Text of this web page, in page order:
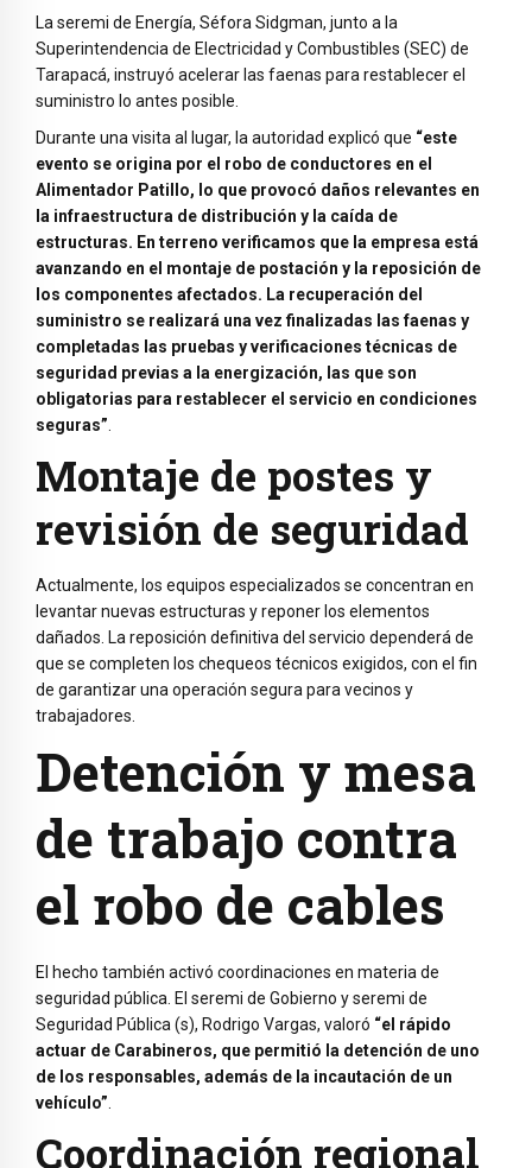
La seremi de Energía, Séfora Sidgman, junto a la
Superintendencia de Electricidad y Combustibles (SEC) de
Tarapacá, instruyó acelerar las faenas para restablecer el
suministro lo antes posible.
Durante una visita al lugar, la autoridad explicó que “este
evento se origina por el robo de conductores en el
Alimentador Patillo, lo que provocó daños relevantes en
la infraestructura de distribución y la caída de
estructuras. En terreno verificamos que la empresa está
avanzando en el montaje de postación y la reposición de
los componentes afectados. La recuperación del
suministro se realizará una vez finalizadas las faenas y
completadas las pruebas y verificaciones técnicas de
seguridad previas a la energización, las que son
obligatorias para restablecer el servicio en condiciones
seguras”
Montaje de postes y
revisión de seguridad
Actualmente, los equipos especializados se concentran en
levantar nuevas estructuras y reponer los elementos
dañados. La reposición definitiva del servicio dependerá de
que se completen los chequeos técnicos exigidos, con el fin
de garantizar una operación segura para vecinos y
trabajadores.
Detención y mesa
de trabajo contra
el robo de cables
El hecho también activó coordinaciones en materia de
seguridad pública. El seremi de Gobierno y seremi de
Seguridad Pública (s), Rodrigo Vargas, valoró “el rápido
actuar de Carabineros, que permitió la detención de uno
de los responsables, además de la incautación de un
vehículo”
Coordinación regional